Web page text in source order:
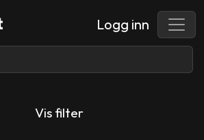
Logg inn
Vis filter